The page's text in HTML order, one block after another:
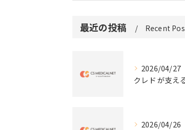
最近の投稿 Recent
2026/04/27
2026/04/26